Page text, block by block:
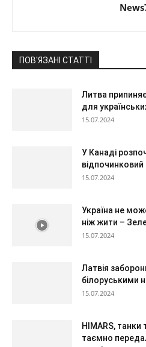
ПОВ'ЯЗАНІ СТАТТІ
Литва
для
15.07.2024
У Канаді
відпочинковий
15.07.2024
Україна не
ніж жити –
15.07.2024
Латвія
білоруськими
15.07.2024
HIMARS,
таємно